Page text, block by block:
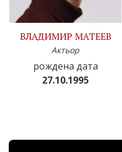
ВЛАДИМИР МАТЕЕВ
Актьор
рождена дата
27.10.1995